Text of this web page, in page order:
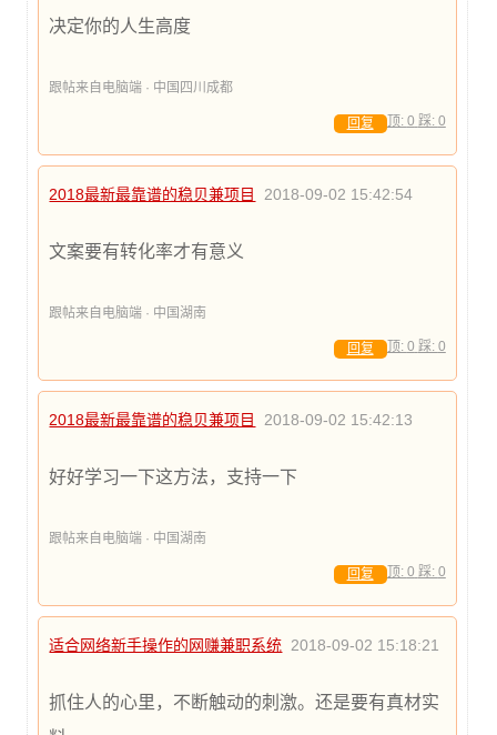
决定你的人生高度
跟帖来自电脑端 · 中国四川成都
顶: 0 踩: 0
回复
2018最新最靠谱的稳贝兼项目 2018-09-02 15:42:54
文案要有转化率才有意义
跟帖来自电脑端 · 中国湖南
顶: 0 踩: 0
回复
2018最新最靠谱的稳贝兼项目 2018-09-02 15:42:13
好好学习一下这方法，支持一下
跟帖来自电脑端 · 中国湖南
顶: 0 踩: 0
回复
适合网络新手操作的网赚兼职系统 2018-09-02 15:18:21
抓住人的心里，不断触动的刺激。还是要有真材实